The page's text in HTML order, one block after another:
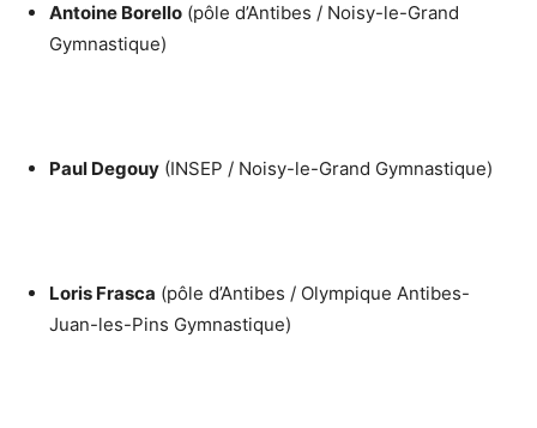
Antoine Borello (pôle d’Antibes / Noisy-le-Grand
Gymnastique)
Paul Degouy (INSEP / Noisy-le-Grand Gymnastique)
Loris Frasca (pôle d’Antibes / Olympique Antibes-
Juan-les-Pins Gymnastique)